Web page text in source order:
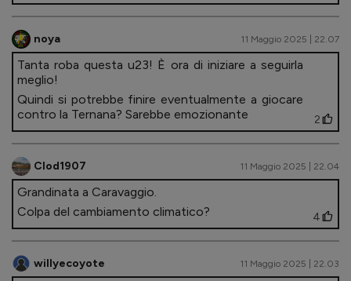
noya 11 Maggio 2025 | 22.07
Tanta roba questa u23! È ora di iniziare a seguirla
meglio!
Quindi si potrebbe finire eventualmente a giocare
contro la Ternana? Sarebbe emozionante
2
Clod1907 11 Maggio 2025 | 22.04
Grandinata a Caravaggio.
Colpa del cambiamento climatico?
4
willyecoyote 11 Maggio 2025 | 22.03